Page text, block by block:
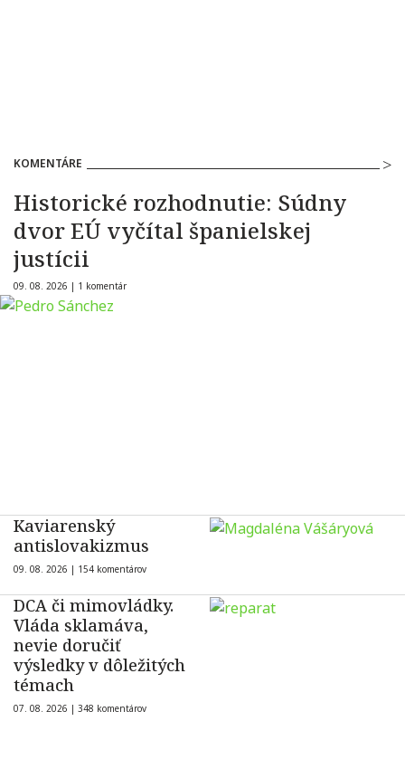
KOMENTÁRE
Historické rozhodnutie: Súdny
dvor EÚ vyčítal španielskej
justícii
09. 08. 2026 | 1 komentár
Kaviarenský
antislovakizmus
09. 08. 2026 | 154 komentárov
DCA či mimovládky.
Vláda sklamáva,
nevie doručiť
výsledky v dôležitých
témach
07. 08. 2026 | 348 komentárov